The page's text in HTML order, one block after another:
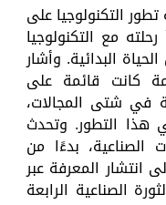
التكنولوجيا على
مع التكنولوجيا
البدائية. وأشار
كانت قائمة على
في شتى المجالات،
هذا التطور. وتحدث
الصناعية، بدءًا من
انتشار المعرفة عبر
الصناعية الرابعة